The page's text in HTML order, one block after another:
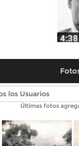
Fotos
Últimas fotos